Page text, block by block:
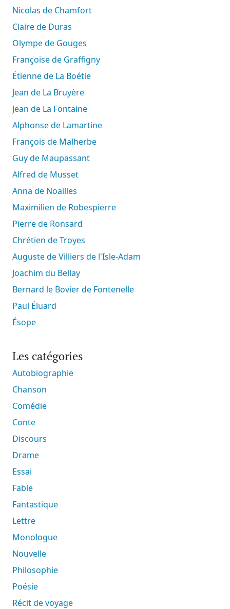
Nicolas de Chamfort
Claire de Duras
Olympe de Gouges
Françoise de Graffigny
Étienne de La Boétie
Jean de La Bruyère
Jean de La Fontaine
Alphonse de Lamartine
François de Malherbe
Guy de Maupassant
Alfred de Musset
Anna de Noailles
Maximilien de Robespierre
Pierre de Ronsard
Chrétien de Troyes
Auguste de Villiers de l'Isle-Adam
Joachim du Bellay
Bernard le Bovier de Fontenelle
Paul Éluard
Ésope
Les catégories
Autobiographie
Chanson
Comédie
Conte
Discours
Drame
Essai
Fable
Fantastique
Lettre
Monologue
Nouvelle
Philosophie
Poésie
Récit de voyage